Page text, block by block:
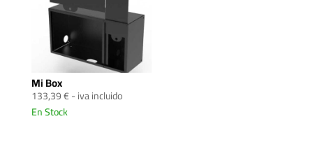
Mi Box
133,39€- iva incluido
En Stock